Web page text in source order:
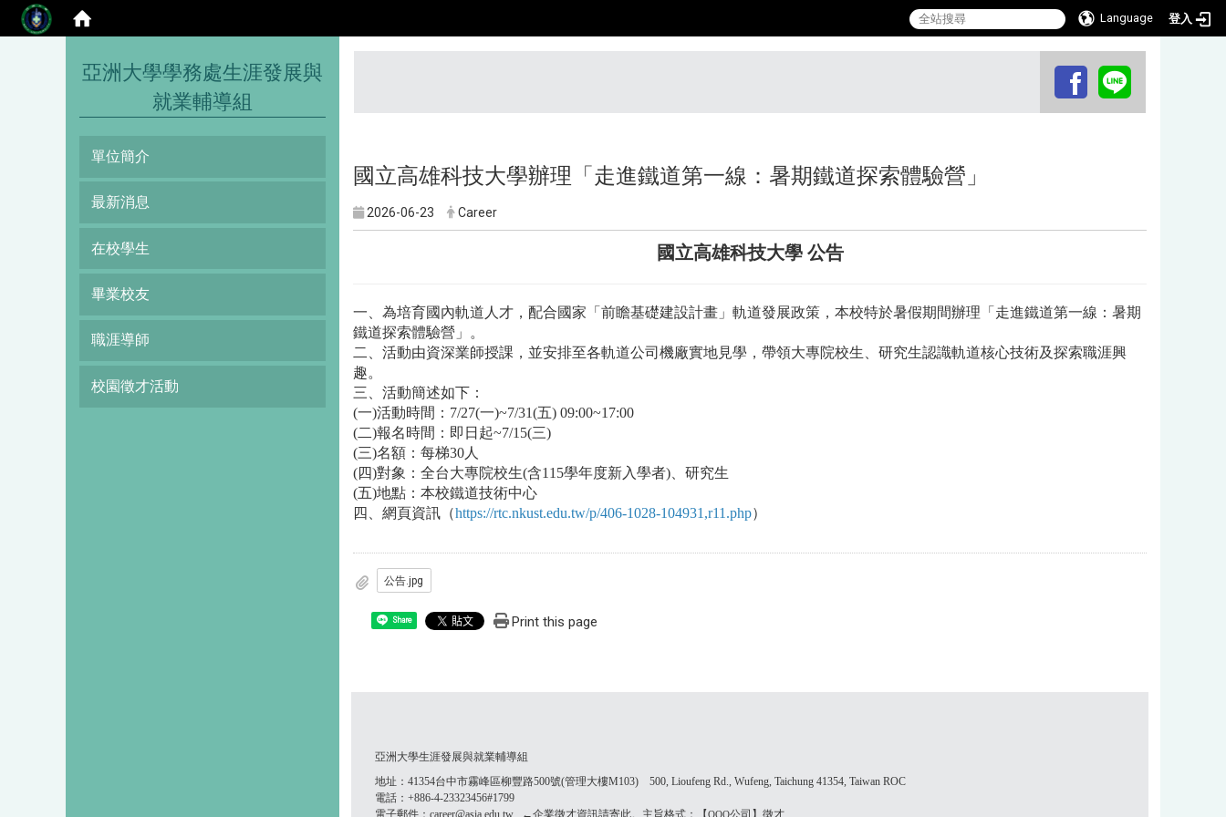
Language 登入
亞洲大學學務處生涯發展與
就業輔導組
單位簡介
最新消息
在校學生
畢業校友
職涯導師
校園徵才活動
國立高雄科技大學辦理「走進鐵道第一線：暑期鐵道探索體驗營」
2026-06-23 Career
國立高雄科技大學 公告
一、為培育國內軌道人才，配合國家「前瞻基礎建設計畫」軌道發展政策，本校特於暑假期間辦理 「走進鐵道第一線：暑期
鐵道探索體驗營」
。
二、活動由資深業師授課，並安排至各軌道公司機廠實地見學，帶領大專院校生、研究生認識軌道核心技術及探索職涯興
趣。
三、活動簡述如下：
(一)活動時間：7/27(一)~7/31(五) 09:00~17:00
(二)報名時間：即日起~7/15(三)
(三)名額：每梯30人
(四)對象：全台大專院校生(含115學年度新入學者)、研究生
(五)地點：本校鐵道技術中心
四、網頁資訊（https://rtc.nkust.edu.tw/p/406-1028-104931,r11.php）
公告.jpg
Share Print this page
亞洲大學生涯發展與就業輔導組
地址：41354台中市霧峰區柳豐路500號(管理大樓M103) 500, Lioufeng Rd., Wufeng, Taichung 41354, Taiwan ROC
電話：+886-4-23323456#1799
電子郵件：career@asia.edu.tw ←企業徵才資訊請寄此。主旨格式：【OOO公司】徵才